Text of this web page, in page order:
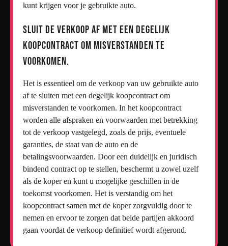
kunt krijgen voor je gebruikte auto.
Sluit de verkoop af met een degelijk
koopcontract om misverstanden te
voorkomen.
Het is essentieel om de verkoop van uw gebruikte auto
af te sluiten met een degelijk koopcontract om
misverstanden te voorkomen. In het koopcontract
worden alle afspraken en voorwaarden met betrekking
tot de verkoop vastgelegd, zoals de prijs, eventuele
garanties, de staat van de auto en de
betalingsvoorwaarden. Door een duidelijk en juridisch
bindend contract op te stellen, beschermt u zowel uzelf
als de koper en kunt u mogelijke geschillen in de
toekomst voorkomen. Het is verstandig om het
koopcontract samen met de koper zorgvuldig door te
nemen en ervoor te zorgen dat beide partijen akkoord
gaan voordat de verkoop definitief wordt afgerond.